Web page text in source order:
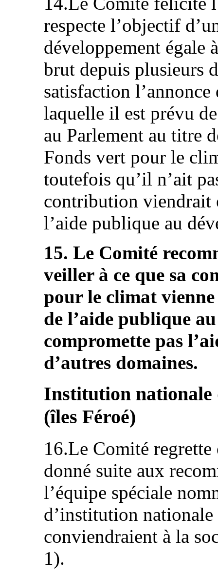
respecte l’objectif
développement égale
brut depuis plusieurs
satisfaction
laquelle il est prévu
au Parlement au titre
Fonds vert pour le
toutefois qu’il n’ait
contribution viendrait
l’aide publique au
15. Le Comité
veiller à ce que sa
pour le climat
de l’aide publique
compromette pas
d’autres domaines.
Institution nationale
(îles Féroé)
16.Le Comité regrette
donné suite aux
l’équipe spéciale
d’institution
conviendraient à la
1).